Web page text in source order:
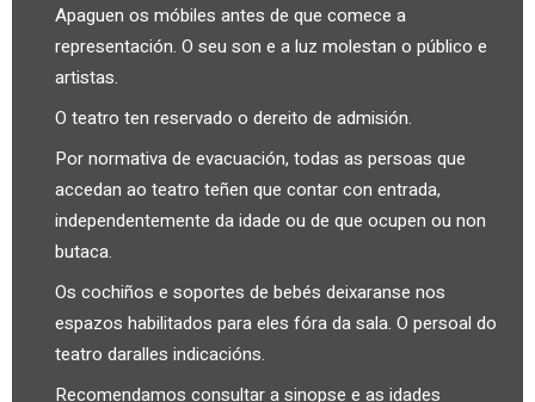
Apaguen os móbiles antes de que comece a
representación. O seu son e a luz molestan o público e
artistas.
O teatro ten reservado o dereito de admisión.
Por normativa de evacuación, todas as persoas que
accedan ao teatro teñen que contar con entrada,
independentemente da idade ou de que ocupen ou non
butaca.
Os cochiños e soportes de bebés deixaranse nos
espazos habilitados para eles fóra da sala. O persoal do
teatro daralles indicacións.
Recomendamos consultar a sinopse e as idades